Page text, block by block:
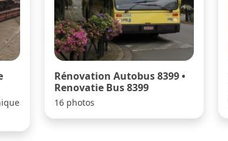
Rénovation Autobus 8399 •
Renovatie Bus 8399
16 photos